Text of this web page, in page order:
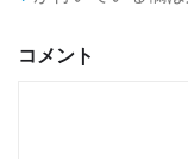
コメント